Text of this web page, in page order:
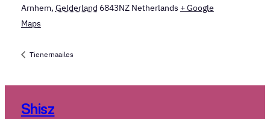
Arnhem, Gelderland 6843NZ Netherlands + Google
Maps
Tienernaailes
Shisz